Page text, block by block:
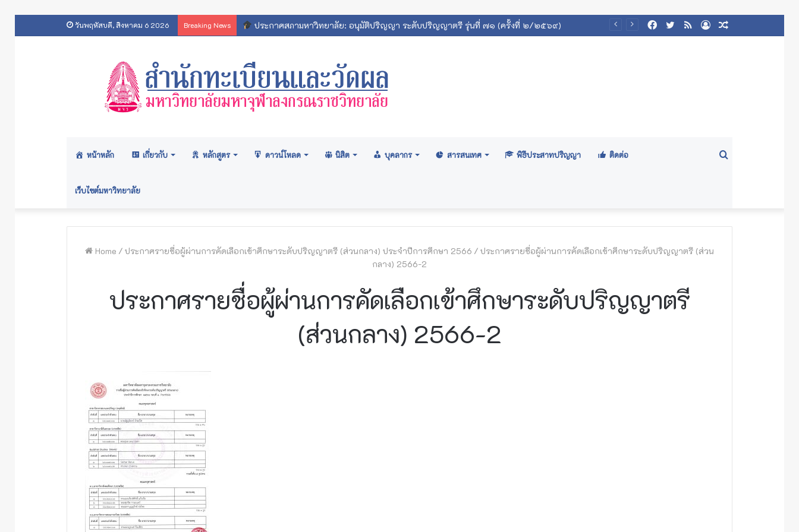
วันพฤหัสบดี, สิงหาคม 6 2026 Breaking News ประกาศสภามหาวิทยาลัย: อนุมัติปริญญา ระดับปริญญาตรี รุ่นที่ ๗๑ (ครั้งที่ ๒/๒๕๖๙)
Log
RSS
Twitter
Facebook
หน้าหลัก เกี่ยวกับ หลักสูตร ดาวน์โหลด นิสิต บุคลากร สารสนเทศ พิธีประสาทปริญญา ติดต่อ
เว็บไซต์มหาวิทยาลัย
Home / ประกาศรายชื่อผู้ผ่านการคัดเลือกเข้าศึกษาระดับปริญญาตรี (ส่วนกลาง) ประจำปีการศึกษา 2566 / ประกาศรายชื่อผู้ผ่านการคัดเลือกเข้าศึกษาระดับปริญญาตรี (ส่วน
กลาง) 2566-2
ประกาศรายชื่อผู้ผ่านการคัดเลือกเข้าศึกษาระดับปริญญาตรี
(ส่วนกลาง) 2566-2